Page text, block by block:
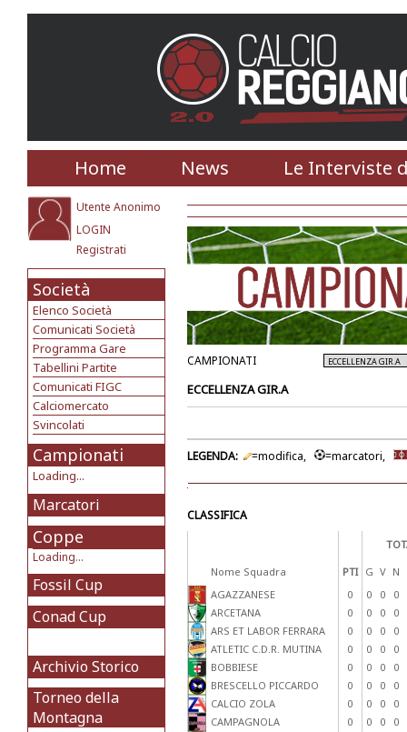
Home News Le Interviste
Utente Anonimo
LOGIN
Registrati
Società
Elenco Società
Comunicati Società
Programma Gare
Tabellini Partite
Comunicati FIGC
Calciomercato
Svincolati
Campionati
Loading...
Marcatori
Coppe
Loading...
Fossil Cup
Conad Cup
Archivio Storico
Torneo della
Montagna
CAMPIONATI
ECCELLENZA GIR.A
LEGENDA: =modifica, =marcatori,
CLASSIFICA
Nome Squadra
PTI G V N
AGAZZANESE
0 0 0
0
ARCETANA
0 0 0
0
ARS ET LABOR FERRARA
0 0 0
0
ATLETIC C.D.R. MUTINA
0 0 0
0
BOBBIESE
0 0 0
0
BRESCELLO PICCARDO
0 0 0
0
CALCIO ZOLA
0 0 0
0
CAMPAGNOLA
0 0 0
0